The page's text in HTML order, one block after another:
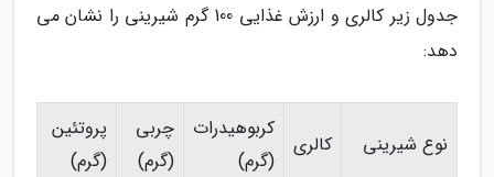
جدول زیر کالری و ارزش غذایی 100 گرم شیرینی را نشان می
دهد:
نوع شیرینی کالری
کربوهیدرات
(گرم)
چربی
(گرم)
پروتئین
(گرم)